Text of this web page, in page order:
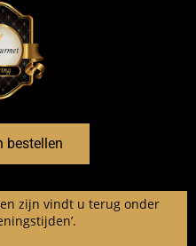
bestellen
zijn vindt u terug onder